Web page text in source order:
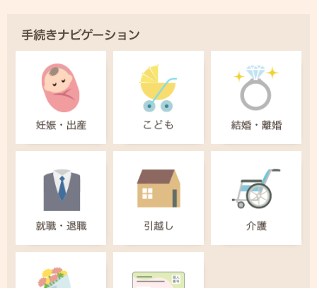
手続きナビゲーション